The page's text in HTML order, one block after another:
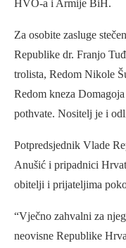
HVO-a i Armije BiH.
Za osobite zasluge
Republike dr. Franjo
trolista, Redom Nikole
Redom kneza
pothvate. Nositelj je i
Potpredsjednik Vlade
Anušić i pripadnici
obitelji i prijateljima
“Vječno zahvalni za
neovisne Republike